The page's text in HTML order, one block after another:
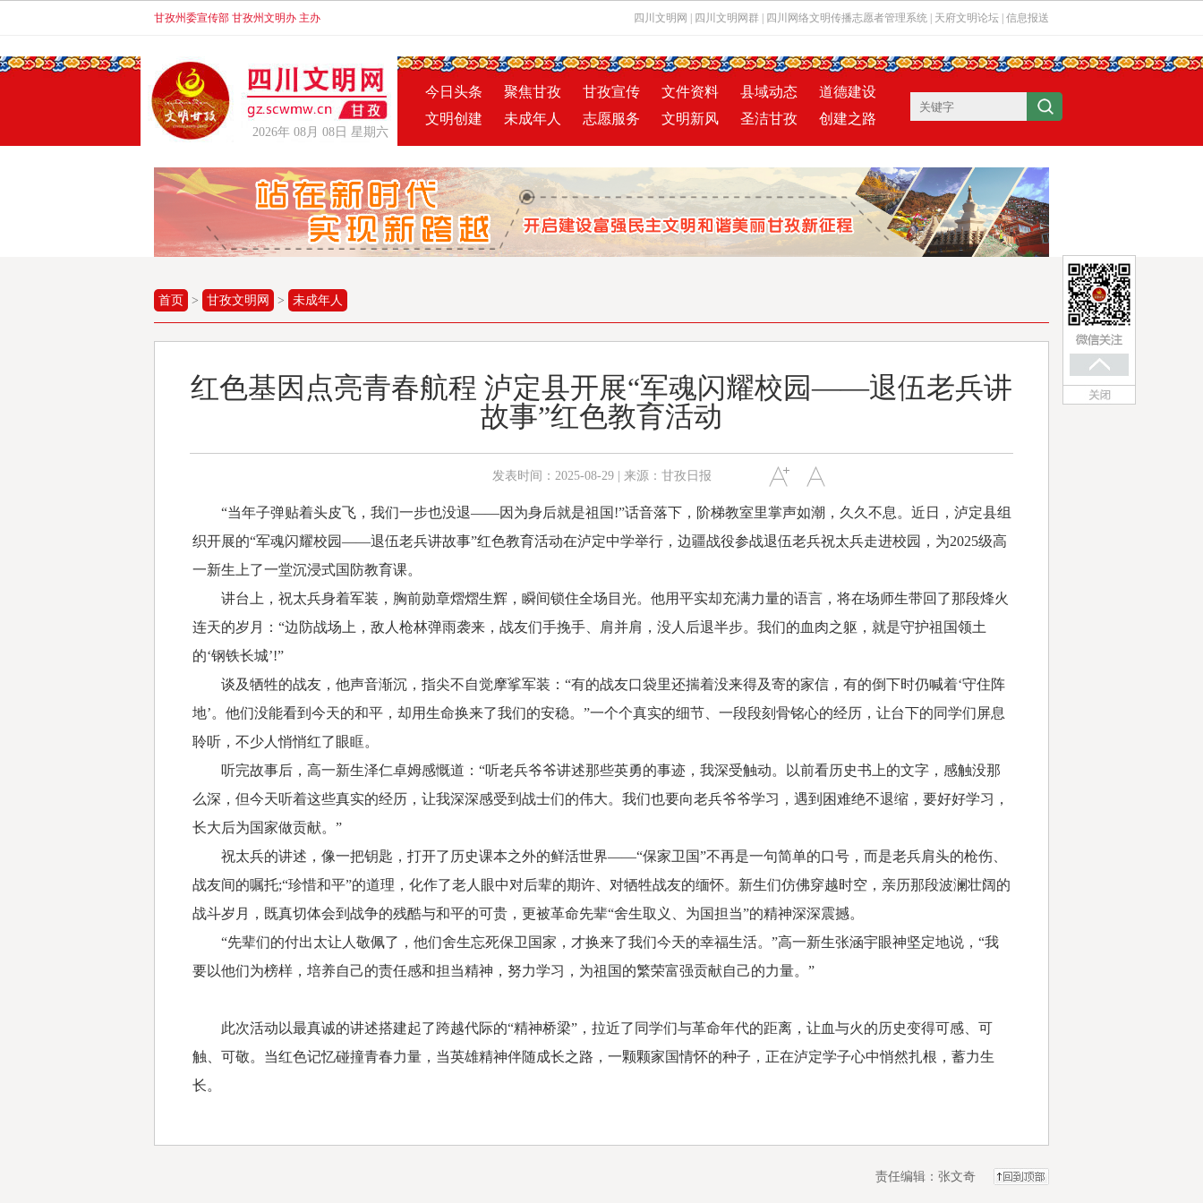
甘孜州委宣传部 甘孜州文明办 主办 四川文明网 四川文明网群 四川网络文明传播志愿者管理系统 天府文明论坛 信息报送
2026年 08月 08日 星期六
今日头条 聚焦甘孜 甘孜宣传 文件资料 县域动态
道德建设
文明创建
未成年人 志愿服务 文明新风 圣洁甘孜 创建之路
首页 > 甘孜文明网 > 未成年人
红色基因点亮青春航程 泸定县开展“军魂闪耀校园——退伍老兵讲
故事”红色教育活动
发表时间：2025-08-29 | 来源：甘孜日报
“当年子弹贴着头皮飞，我们一步也没退——因为身后就是祖国!”话音落下，阶梯教室里掌声如潮，久久不息。近日，泸定县组
织开展的“军魂闪耀校园——退伍老兵讲故事”红色教育活动在泸定中学举行，边疆战役参战退伍老兵祝太兵走进校园，为2025级高
一新生上了一堂沉浸式国防教育课。
讲台上，祝太兵身着军装，胸前勋章熠熠生辉，瞬间锁住全场目光。他用平实却充满力量的语言，将在场师生带回了那段烽火
连天的岁月：“边防战场上，敌人枪林弹雨袭来，战友们手挽手、肩并肩，没人后退半步。我们的血肉之躯，就是守护祖国领土
的‘钢铁长城’!”
谈及牺牲的战友，他声音渐沉，指尖不自觉摩挲军装：“有的战友口袋里还揣着没来得及寄的家信，有的倒下时仍喊着‘守住阵
地’。他们没能看到今天的和平，却用生命换来了我们的安稳。”一个个真实的细节、一段段刻骨铭心的经历，让台下的同学们屏息
聆听，不少人悄悄红了眼眶。
听完故事后，高一新生泽仁卓姆感慨道：“听老兵爷爷讲述那些英勇的事迹，我深受触动。以前看历史书上的文字，感触没那
么深，但今天听着这些真实的经历，让我深深感受到战士们的伟大。我们也要向老兵爷爷学习，遇到困难绝不退缩，要好好学习，
长大后为国家做贡献。”
祝太兵的讲述，像一把钥匙，打开了历史课本之外的鲜活世界——“保家卫国”不再是一句简单的口号，而是老兵肩头的枪伤、
战友间的嘱托;“珍惜和平”的道理，化作了老人眼中对后辈的期许、对牺牲战友的缅怀。新生们仿佛穿越时空，亲历那段波澜壮阔的
战斗岁月，既真切体会到战争的残酷与和平的可贵，更被革命先辈“舍生取义、为国担当”的精神深深震撼。
“先辈们的付出太让人敬佩了，他们舍生忘死保卫国家，才换来了我们今天的幸福生活。”高一新生张涵宇眼神坚定地说，“我
要以他们为榜样，培养自己的责任感和担当精神，努力学习，为祖国的繁荣富强贡献自己的力量。”
此次活动以最真诚的讲述搭建起了跨越代际的“精神桥梁”，拉近了同学们与革命年代的距离，让血与火的历史变得可感、可
触、可敬。当红色记忆碰撞青春力量，当英雄精神伴随成长之路，一颗颗家国情怀的种子，正在泸定学子心中悄然扎根，蓄力生
长。
责任编辑：张文奇